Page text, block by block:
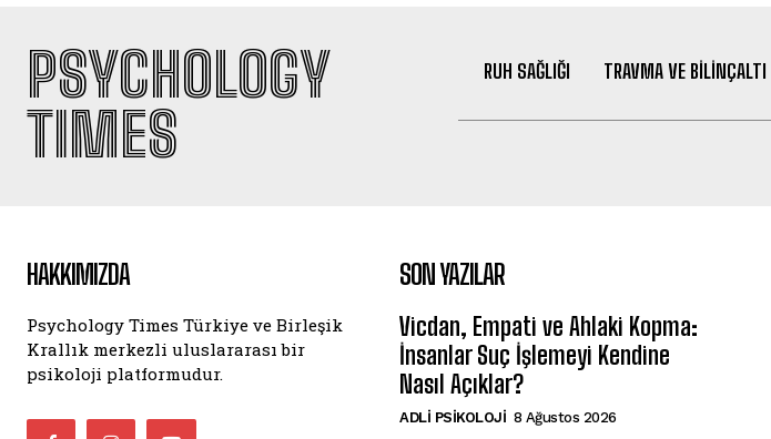
PSYCHOLOGY
TIMES
RUH SAĞLIĞI TRAVMA VE BILINÇALTI
HAKKIMIZDA
Psychology Times Türkiye ve Birleşik
Krallık merkezli uluslararası bir
psikoloji platformudur.
SON YAZILAR
Vicdan, Empati ve Ahlaki Kopma:
İnsanlar Suç İşlemeyi Kendine
Nasıl Açıklar?
ADLI PSIKOLOJI 8 Ağustos 2026